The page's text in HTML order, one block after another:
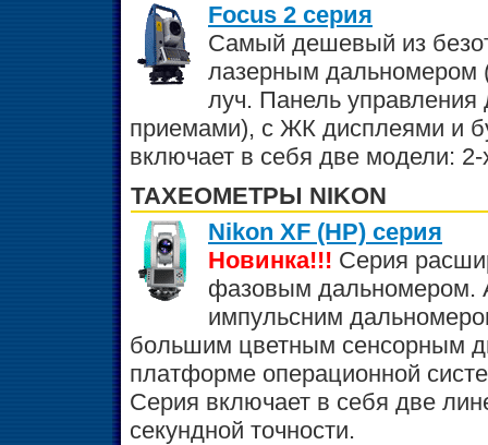
Focus 2 серия
Самый дешевый из
лазерным дальномером
луч. Панель
приемами), с ЖК дисплеями и
включает в себя две модели: 2-
ТАХЕОМЕТРЫ NIKON
Nikon XF (HP) серия
Новинка!!! Серия
фазовым
импульсним
большим цветным сенсорным
платформе операционной
Серия включает в себя две
секундной точности.